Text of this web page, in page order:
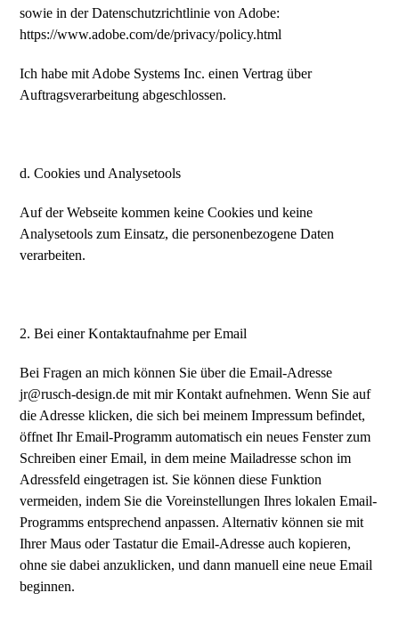
sowie in der Datenschutzrichtlinie von Adobe:
https://www.adobe.com/de/privacy/policy.html
Ich habe mit Adobe Systems Inc. einen Vertrag über
Auftragsverarbeitung abgeschlossen.
d. Cookies und Analysetools
Auf der Webseite kommen keine Cookies und keine
Analysetools zum Einsatz, die personenbezogene Daten
verarbeiten.
2. Bei einer Kontaktaufnahme per Email
Bei Fragen an mich können Sie über die Email-Adresse
jr@rusch-design.de mit mir Kontakt aufnehmen. Wenn Sie auf
die Adresse klicken, die sich bei meinem Impressum befindet,
öffnet Ihr Email-Programm automatisch ein neues Fenster zum
Schreiben einer Email, in dem meine Mailadresse schon im
Adressfeld eingetragen ist. Sie können diese Funktion
vermeiden, indem Sie die Voreinstellungen Ihres lokalen Email-
Programms entsprechend anpassen. Alternativ können sie mit
Ihrer Maus oder Tastatur die Email-Adresse auch kopieren,
ohne sie dabei anzuklicken, und dann manuell eine neue Email
beginnen.